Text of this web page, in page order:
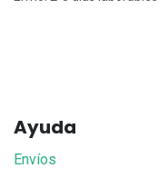
Ayuda
Envíos